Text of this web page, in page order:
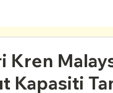
Kren
Kapasiti